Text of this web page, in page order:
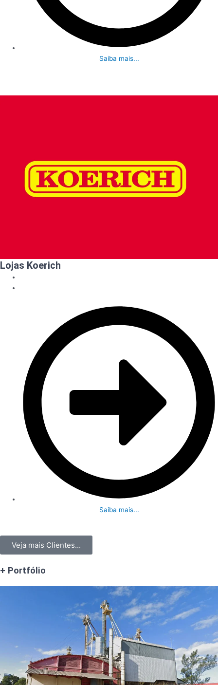
Saiba mais...
Lojas Koerich
Saiba mais...
Veja mais Clientes...
+ Portfólio